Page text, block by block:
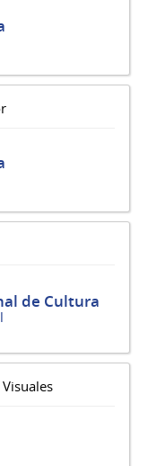
de Cultura